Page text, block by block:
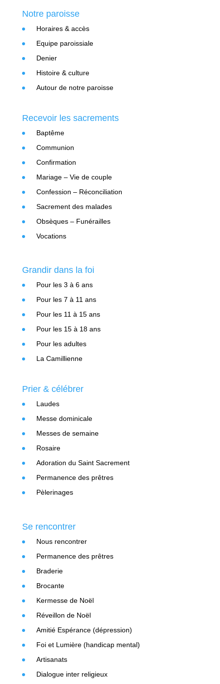
Notre paroisse
Horaires & accès
Equipe paroissiale
Denier
Histoire & culture
Autour de notre paroisse
Recevoir les sacrements
Baptême
Communion
Confirmation
Mariage – Vie de couple
Confession – Réconciliation
Sacrement des malades
Obsèques – Funérailles
Vocations
Grandir dans la foi
Pour les 3 à 6 ans
Pour les 7 à 11 ans
Pour les 11 à 15 ans
Pour les 15 à 18 ans
Pour les adultes
La Camillienne
Prier & célébrer
Laudes
Messe dominicale
Messes de semaine
Rosaire
Adoration du Saint Sacrement
Permanence des prêtres
Pèlerinages
Se rencontrer
Nous rencontrer
Permanence des prêtres
Braderie
Brocante
Kermesse de Noël
Réveillon de Noël
Amitié Espérance (dépression)
Foi et Lumière (handicap mental)
Artisanats
Dialogue inter religieux